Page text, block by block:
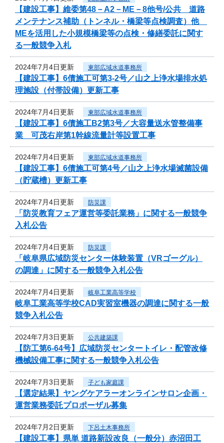
【建設工事】維委第48－A2－ME－8他号/公共 道路
メンテナンス補助（トンネル・橋梁等点検調査）他
MEを活用した小規模橋梁等の点検・修繕委託に関す
る一般競争入札
2024年7月4日更新 東部広域水道事務所
【建設工事】6債施工可第3-2号／山之上浄水場排水処
理施設（付帯設備）更新工事
2024年7月4日更新 東部広域水道事務所
【建設工事】6債施工B2第3号／大容量送水管整備事
業 可茂右岸第1幹線流量計等設置工事
2024年7月4日更新 東部広域水道事務所
【建設工事】6債施工可第4号／山之上浄水場滅菌設備
（貯蔵槽）更新工事
2024年7月4日更新 防災課
「防災教育フェア運営等委託業務」に関する一般競争
入札公告
2024年7月4日更新 防災課
「岐阜県広域防災センター体験装置（VRゴーグル）
の調達」に関する一般競争入札公告
2024年7月4日更新 岐阜工業高等学校
岐阜工業高等学校CAD実習室機器の調達に関する一般
競争入札公告
2024年7月3日更新 公共建築課
【防工第6-64号】広域防災センタートイレ・配管改修
機械設備工事に関する一般競争入札公告
2024年7月3日更新 子ども家庭課
【選定結果】ヤングケアラーオンラインサロン企画・
運営業務委託プロポーザル募集
2024年7月2日更新 下呂土木事務所
【建設工事】県単 道路新設改良（一般分）赤沼田工